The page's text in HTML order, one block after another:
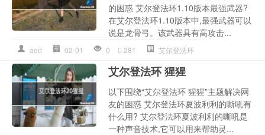
的困惑 艾尔登法环1.10版本最强武器?
在艾尔登法环1.10版本中,最强武器可以
说是龙骨弓。该武器具有高攻击...
aed 02-01 0 281 艾尔登法环
艾尔登法环 猩猩
以下围绕“艾尔登法环 猩猩”主题解决网
友的困惑 艾尔登法环夏波利利的嘶吼有
什么用? 艾尔登法环夏波利利的嘶吼是
一种声音技术,它可以用来帮助灵...